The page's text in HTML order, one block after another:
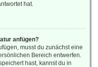
hat.
anfügen?
musst du zunächst eine
Bereich entwerfen.
hast, kannst du in